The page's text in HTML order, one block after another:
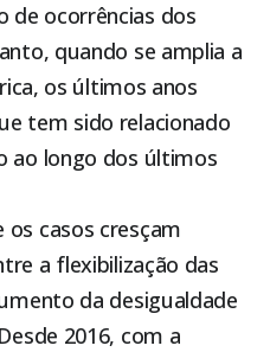
de ocorrências dos
quando se amplia a
os últimos anos
tem sido relacionado
ao longo dos últimos
os casos cresçam
a flexibilização das
da desigualdade
2016, com a